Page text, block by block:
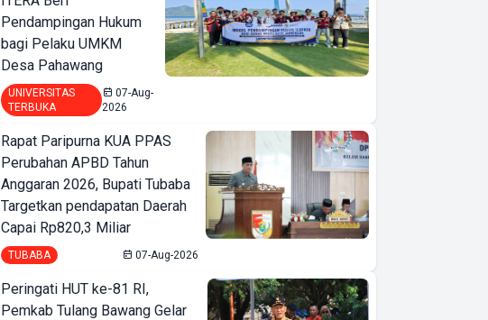
Pendampingan Hukum
bagi Pelaku UMKM
Desa Pahawang
UNIVERSITAS
TERBUKA
07-Aug-
2026
Rapat Paripurna KUA PPAS
Perubahan APBD Tahun
Anggaran 2026, Bupati Tubaba
Targetkan pendapatan Daerah
Capai Rp820,3 Miliar
TUBABA 07-Aug-2026
Peringati HUT ke-81 RI,
Pemkab Tulang Bawang Gelar